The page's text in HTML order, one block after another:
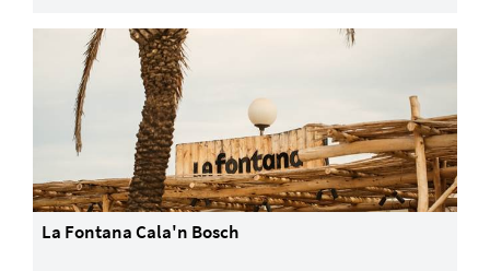
La Fontana Cala'n Bosch